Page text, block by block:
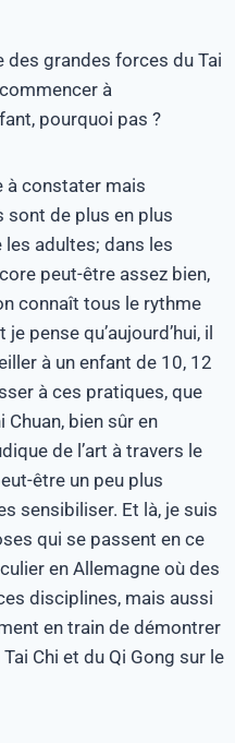
des grandes forces du Tai
commencer à
pourquoi pas ?
à constater mais
sont de plus en plus
adultes; dans les
peut-être assez bien,
connaît tous le rythme
pense qu’aujourd’hui, il
à un enfant de 10, 12
à ces pratiques, que
Chuan, bien sûr en
de l’art à travers le
être un peu plus
sensibiliser. Et là, je suis
qui se passent en ce
en Allemagne où des
disciplines, mais aussi
en train de démontrer
Chi et du Qi Gong sur le